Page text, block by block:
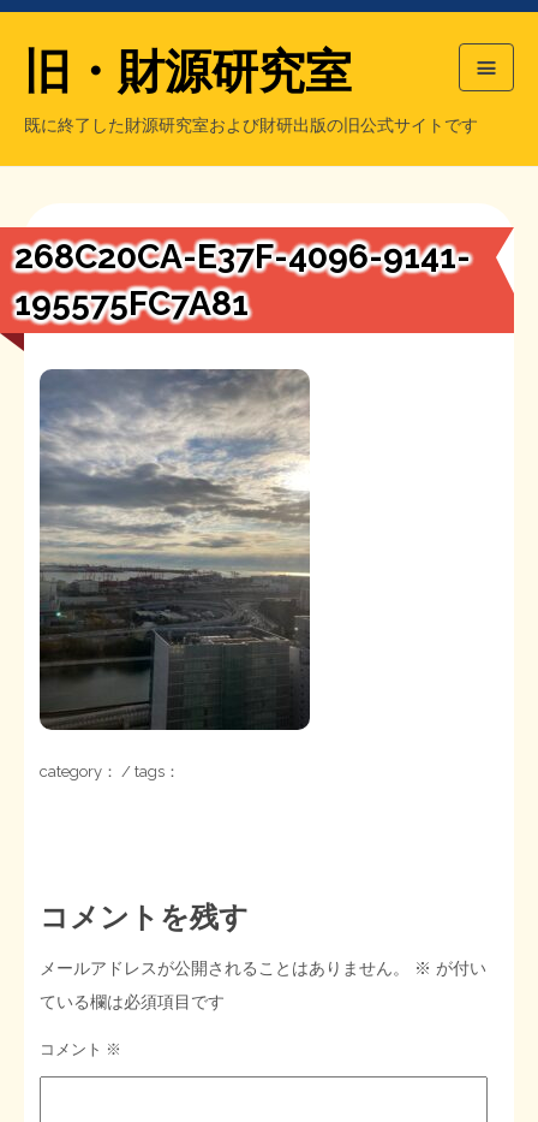
【国の、本当の】財源チラシ／旧・財源研究室
シン財源はあなたです／合同誌／旧・サブカル分室
日本経済を解説するヤンキー／MIHANAマンガ／旧・財研出版
もっと知りたい方へ
マネクリ戦士 RED & BLACK
MMTの学習資料
STOPインボイス作品集
たかの経世済民イラスト集
用語集
旧・財源研究室
既に終了した財源研究室および財研出版の旧公式サイトです
チラシ発行部数
会計報告
旧・財研出版について
会計報告
268C20CA-E37F-4096-9141-
195575FC7A81
category： / tags：
コメントを残す
メールアドレスが公開されることはありません。 ※ が付い
ている欄は必須項目です
コメント ※